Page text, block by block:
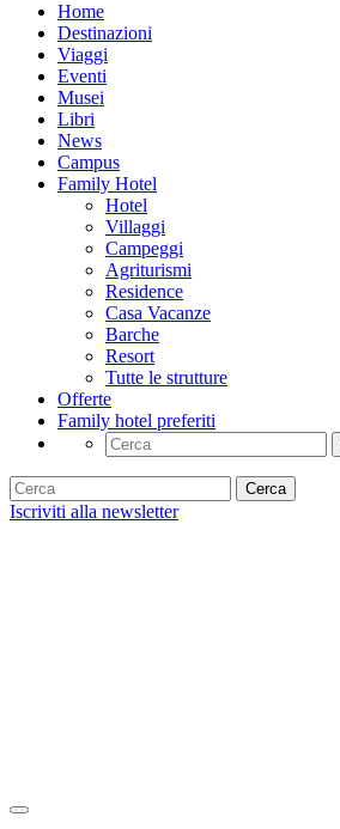
Home
Destinazioni
Viaggi
Eventi
Musei
Libri
News
Campus
Family Hotel
Hotel
Villaggi
Campeggi
Agriturismi
Residence
Casa Vacanze
Barche
Resort
Tutte le strutture
Offerte
Family hotel preferiti
Cerca
Iscriviti alla newsletter